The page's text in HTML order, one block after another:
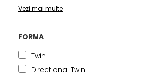
Vezi mai multe
FORMA
Twin
Directional Twin